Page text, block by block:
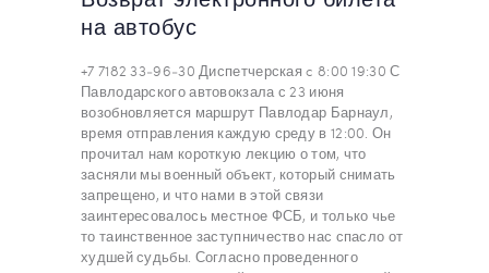
на автобус
+7 7182 33‒96‒30 Диспетчерская c 8:00 19:30 С
Павлодарского автовокзала с 23 июня
возобновляется маршрут Павлодар Барнаул,
время отправления каждую среду в 12:00. Он
прочитал нам короткую лекцию о том, что
засняли мы военный объект, который снимать
запрещено, и что нами в этой связи
заинтересовалось местное ФСБ, и только чье
то таинственное заступничество нас спасло от
худшей судьбы. Согласно проведенного